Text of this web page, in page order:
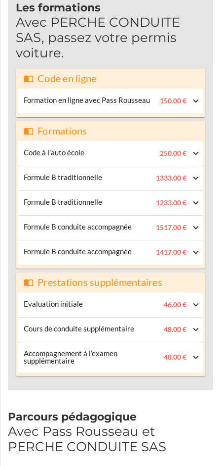
Les formations
Avec PERCHE CONDUITE
SAS, passez votre permis
voiture.
Code en ligne
Formation en ligne avec Pass Rousseau 150.00 €
Formations
Code à l'auto école 250.00 €
Formule B traditionnelle 1333.00 €
Formule B traditionnelle 1233.00 €
Formule B conduite accompagnée 1517.00 €
Formule B conduite accompagnée 1417.00 €
Prestations supplémentaires
Evaluation initiale 46.00 €
Cours de conduite supplémentaire 48.00 €
Accompagnement à l’examen
supplémentaire
48.00 €
Parcours pédagogique
Avec Pass Rousseau et
PERCHE CONDUITE SAS